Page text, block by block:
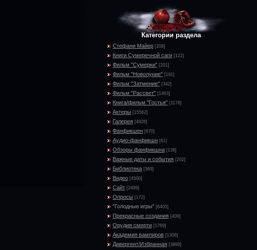
Категории раздела
Стефани Майер [208]
Книги Сумеречной саги [122]
Фильм "Сумерки" [201]
Фильм "Новолуние" [191]
Фильм "Затмение" [342]
Фильм "Рассвет" [1463]
Книга/фильм "Гостья" [1178]
Актеры [15562]
Галерея [4926]
Фанфикшен [670]
Аудио-фанфикшн [61]
Обзоры фанфикшна [138]
Важные даты и события [202]
Библиотека [369]
Видео [4500]
Сайт [2499]
Опросы [172]
"Голодные игры" [6405]
Прекрасные создания [409]
Орудия смерти [1769]
Академия вампиров [1306]
Дивергент/Избранная [3899]